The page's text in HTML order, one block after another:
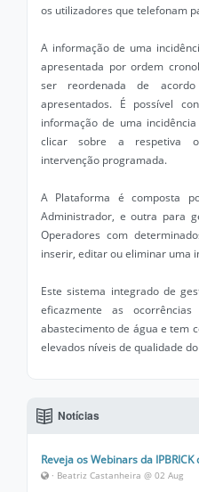
os utilizadores que telefonam
A informação de uma
apresentada por ordem
ser reordenada de
apresentados. É possível
informação de uma
clicar sobre a respetiva
intervenção programada.
A Plataforma é composta
Administrador, e outra para
Operadores com
inserir, editar ou eliminar uma
Este sistema integrado de
eficazmente as
abastecimento de água e tem
elevados níveis de qualidade
Notícias
Reveja os Webinars da
· Beatriz Castanheira @ 02 Aug